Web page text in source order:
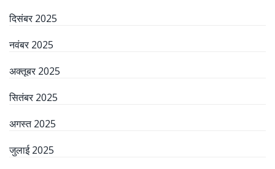
दिसंबर 2025
नवंबर 2025
अक्तूबर 2025
सितंबर 2025
अगस्त 2025
जुलाई 2025